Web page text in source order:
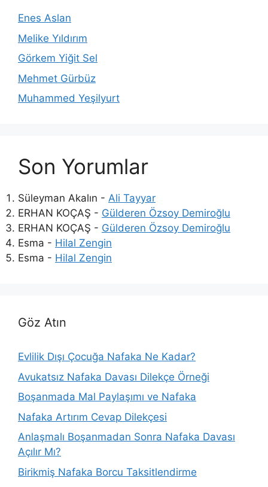
Enes Aslan
Melike Yıldırım
Görkem Yiğit Sel
Mehmet Gürbüz
Muhammed Yeşilyurt
Son Yorumlar
Süleyman Akalın - Ali Tayyar
ERHAN KOÇAŞ - Gülderen Özsoy Demiroğlu
ERHAN KOÇAŞ - Gülderen Özsoy Demiroğlu
Esma - Hilal Zengin
Esma - Hilal Zengin
Göz Atın
Evlilik Dışı Çocuğa Nafaka Ne Kadar?
Avukatsız Nafaka Davası Dilekçe Örneği
Boşanmada Mal Paylaşımı ve Nafaka
Nafaka Artırım Cevap Dilekçesi
Anlaşmalı Boşanmadan Sonra Nafaka Davası
Açılır Mı?
Birikmiş Nafaka Borcu Taksitlendirme